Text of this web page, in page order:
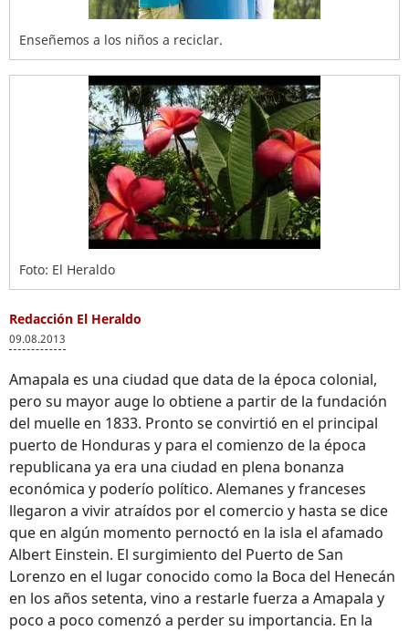
Enseñemos a los niños a reciclar.
Foto: El Heraldo
Redacción El Heraldo
09.08.2013
Amapala es una ciudad que data de la época colonial,
pero su mayor auge lo obtiene a partir de la fundación
del muelle en 1833. Pronto se convirtió en el principal
puerto de Honduras y para el comienzo de la época
republicana ya era una ciudad en plena bonanza
económica y poderío político. Alemanes y franceses
llegaron a vivir atraídos por el comercio y hasta se dice
que en algún momento pernoctó en la isla el afamado
Albert Einstein. El surgimiento del Puerto de San
Lorenzo en el lugar conocido como la Boca del Henecán
en los años setenta, vino a restarle fuerza a Amapala y
poco a poco comenzó a perder su importancia. En la